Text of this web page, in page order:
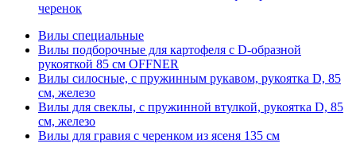
черенок
Вилы специальные
Вилы подборочные для картофеля с D-образной
рукояткой 85 см OFFNER
Вилы силосные, с пружинным рукавом, рукоятка D, 85
см, железо
Вилы для свеклы, с пружинной втулкой, рукоятка D, 85
см, железо
Вилы для гравия с черенком из ясеня 135 см